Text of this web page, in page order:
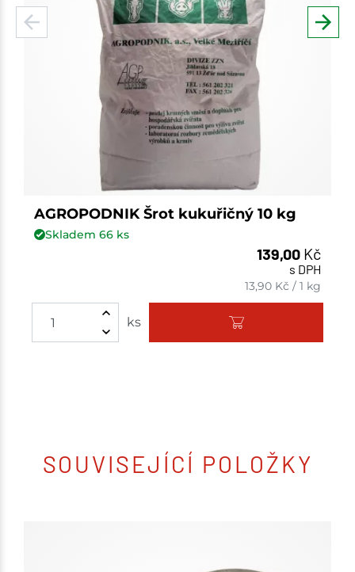
AGROPODNIK Šrot kukuřičný 10 kg
Skladem 66ks
139,00 Kč
s DPH
13,90 Kč /1 kg
ks
SOUVISEJÍCÍ POLOŽKY